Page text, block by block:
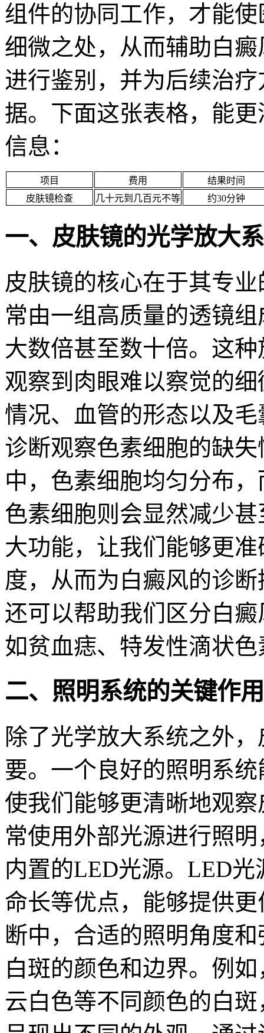
组件的协同工作，才能
细微之处，从而辅助白
进行鉴别，并为后续治
据。下面这张表格，能
信息：
项目 费用
结果时间
皮肤镜检查
几十元到几百元不等 约30分钟
一、皮肤镜的光学放大
皮肤镜的核心在于其专
常由一组高质量的透镜
大数倍甚至数十倍。这
观察到肉眼难以察觉的
情况、血管的形态以及
诊断观察色素细胞的缺
中，色素细胞均匀分布
色素细胞则会显然减少
大功能，让我们能够更
度，从而为白癜风的诊
还可以帮助我们区分白
如贫血痣、特发性滴状
二、照明系统的关键作用
除了光学放大系统之外
要。一个良好的照明系
使我们能够更清晰地观
常使用外部光源进行照
内置的LED光源。LED
命长等优点，能够提供
断中，合适的照明角度
白斑的颜色和边界。例
云白色等不同颜色的白